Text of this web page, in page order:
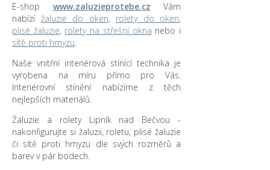
E-shop www.zaluzieprotebe.cz Vám
nabízí žaluzie do oken, rolety do oken,
plisé žaluzie, rolety na střešní okna nebo i
sítě proti hmyzu.
Naše vnitřní interiérová stínící technika je
vyrobena na míru přímo pro Vás.
Interiérovní stínění nabízíme z těch
nejlepších materiálů.
Žaluzie a rolety Lipník nad Bečvou -
nakonfigurujte si žaluzii, roletu, plisé žaluzie
či sítě proti hmyzu dle svých rozměrů a
barev v pár bodech.